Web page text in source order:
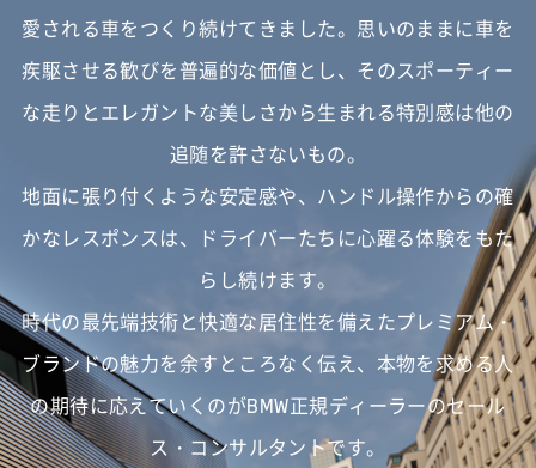
愛される車をつくり続けてきました。 思いのままに車を
疾駆させる歓びを普遍的な価値とし、 そのスポーティー
な走りとエレガントな美しさから生まれる特別感は他の
追随を許さないもの。
地面に張り付くような安定感や、ハンドル操作からの確
かなレスポンスは、
ドライバーたちに心躍る体験をもた
らし続けます。
時代の最先端技術と快適な居住性を備えたプレミアム・
ブランドの魅力を余すところなく伝え、 本物を求める人
の期待に応えていくのがBMW正規ディーラーのセール
ス・コンサルタントです。